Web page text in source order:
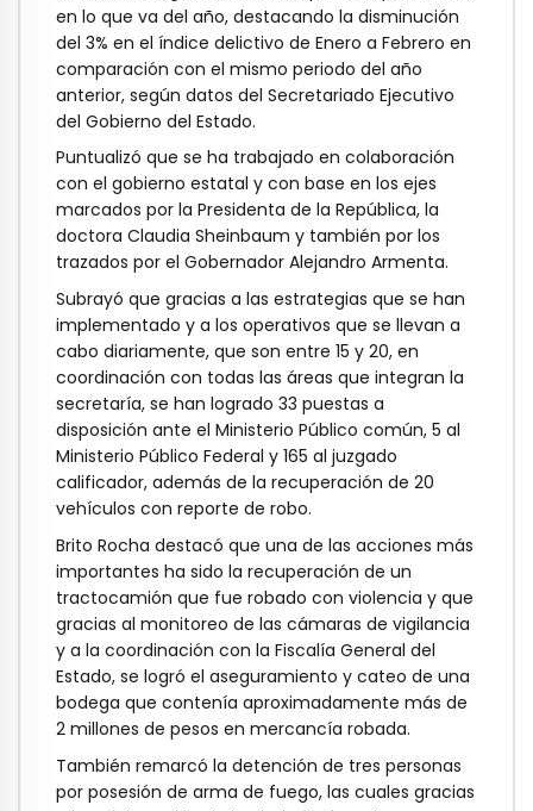
en lo que va del año, destacando la disminución
del 3% en el índice delictivo de Enero a Febrero en
comparación con el mismo periodo del año
anterior, según datos del Secretariado Ejecutivo
del Gobierno del Estado.
Puntualizó que se ha trabajado en colaboración
con el gobierno estatal y con base en los ejes
marcados por la Presidenta de la República, la
doctora Claudia Sheinbaum y también por los
trazados por el Gobernador Alejandro Armenta.
Subrayó que gracias a las estrategias que se han
implementado y a los operativos que se llevan a
cabo diariamente, que son entre 15 y 20, en
coordinación con todas las áreas que integran la
secretaría, se han logrado 33 puestas a
disposición ante el Ministerio Público común, 5 al
Ministerio Público Federal y 165 al juzgado
calificador, además de la recuperación de 20
vehículos con reporte de robo.
Brito Rocha destacó que una de las acciones más
importantes ha sido la recuperación de un
tractocamión que fue robado con violencia y que
gracias al monitoreo de las cámaras de vigilancia
y a la coordinación con la Fiscalía General del
Estado, se logró el aseguramiento y cateo de una
bodega que contenía aproximadamente más de
2 millones de pesos en mercancía robada.
También remarcó la detención de tres personas
por posesión de arma de fuego, las cuales gracias